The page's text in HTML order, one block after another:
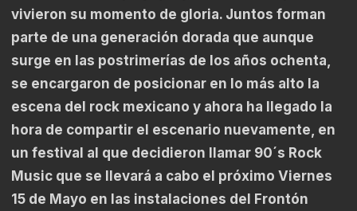
vivieron su momento de gloria. Juntos forman
parte de una generación dorada que aunque
surge en las postrimerías de los años ochenta,
se encargaron de posicionar en lo más alto la
escena del rock mexicano y ahora ha llegado la
hora de compartir el escenario nuevamente, en
un festival al que decidieron llamar 90´s Rock
Music que se llevará a cabo el próximo Viernes
15 de Mayo en las instalaciones del Frontón